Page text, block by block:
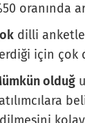
oranında
dilli
için çok
olduğ